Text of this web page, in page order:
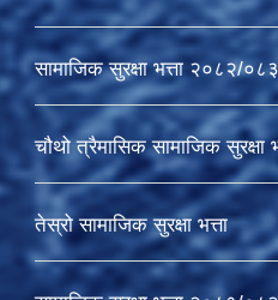
सामाजिक सुरक्षा भत्ता २०८२/
चौथो त्रैमासिक सामाजिक सुरक्षा
तेस्रो सामाजिक सुरक्षा भत्ता